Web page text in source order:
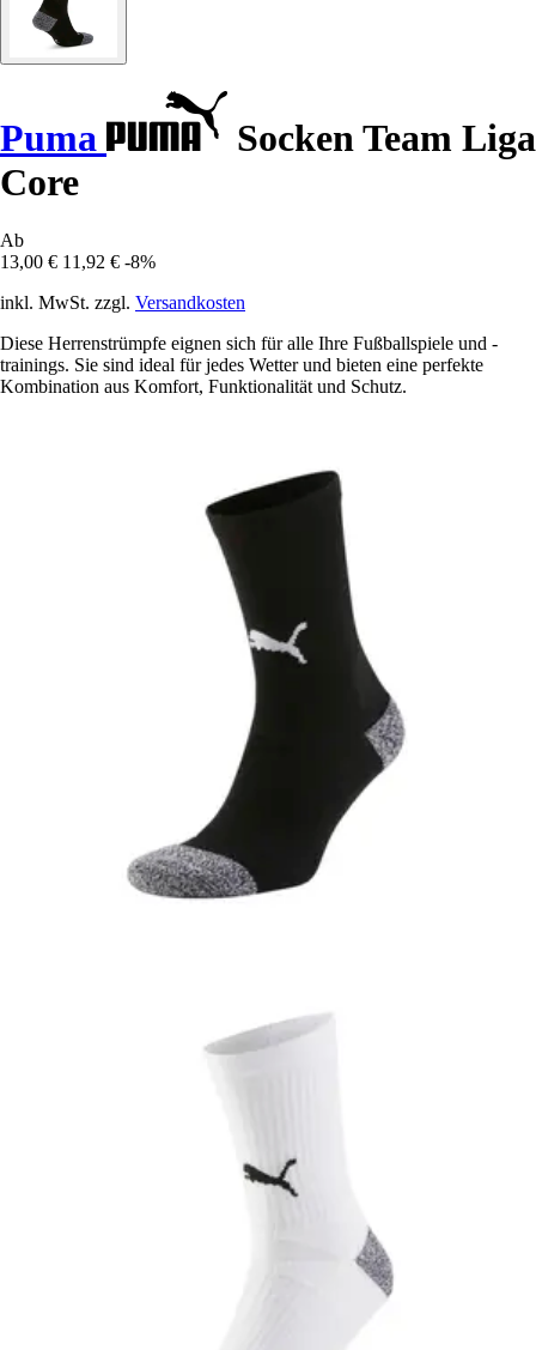
Puma
Socken Team Liga
Core
Ab
13,00 € 11,92 € -8%
inkl. MwSt. zzgl. Versandkosten
Diese Herrenstrümpfe eignen sich für alle Ihre Fußballspiele und -
trainings. Sie sind ideal für jedes Wetter und bieten eine perfekte
Kombination aus Komfort, Funktionalität und Schutz.